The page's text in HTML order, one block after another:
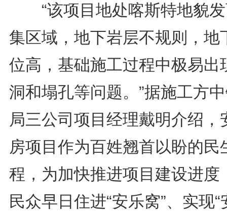
“该项目地处喀斯特地貌发
集区域，地下岩层不规则，地
位高，基础施工过程中极易出
洞和塌孔等问题。”据施工方
局三公司项目经理戴明介绍，
房项目作为百姓翘首以盼的民
程，为加快推进项目建设进度
民众早日住进“安乐窝”、实现“